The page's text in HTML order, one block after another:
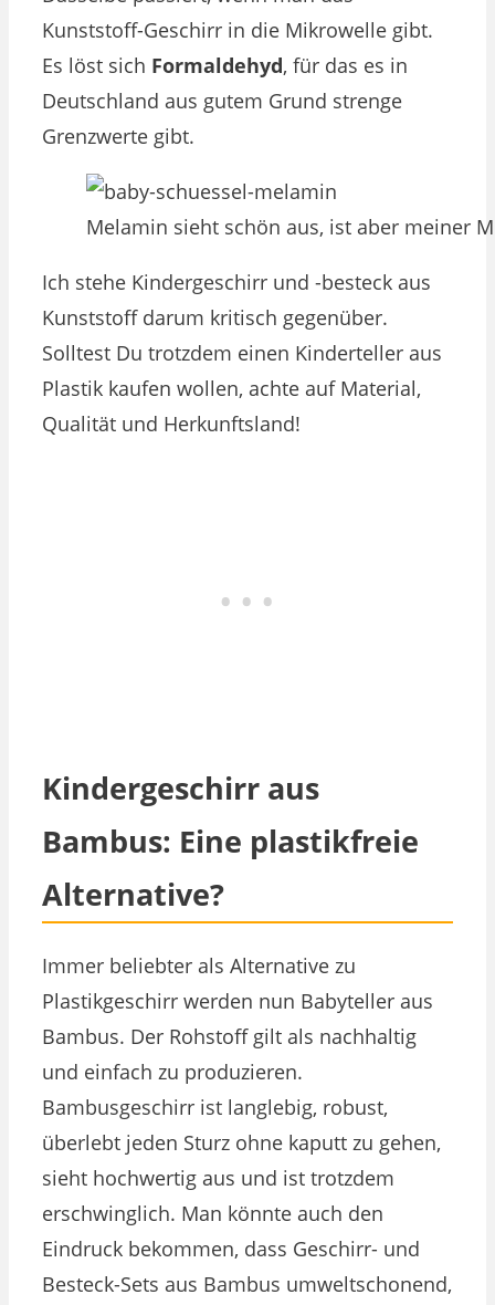
Kunststoff-Geschirr in die Mikrowelle gibt.
Es löst sich Formaldehyd, für das es in
Deutschland aus gutem Grund strenge
Grenzwerte gibt.
Melamin sieht schön aus, ist aber meiner
Ich stehe Kindergeschirr und -besteck aus
Kunststoff darum kritisch gegenüber.
Solltest Du trotzdem einen Kinderteller aus
Plastik kaufen wollen, achte auf Material,
Qualität und Herkunftsland!
Kindergeschirr aus
Bambus: Eine plastikfreie
Alternative?
Immer beliebter als Alternative zu
Plastikgeschirr werden nun Babyteller aus
Bambus. Der Rohstoff gilt als nachhaltig
und einfach zu produzieren.
Bambusgeschirr ist langlebig, robust,
überlebt jeden Sturz ohne kaputt zu gehen,
sieht hochwertig aus und ist trotzdem
erschwinglich. Man könnte auch den
Eindruck bekommen, dass Geschirr- und
Besteck-Sets aus Bambus umweltschonend,